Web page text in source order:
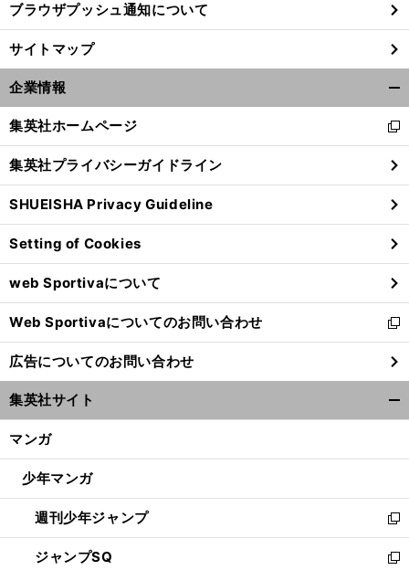
ブラウザプッシュ通知について
サイトマップ
企業情報
閉
る
集英社ホームページ
新
し
い
ウ
ィ
ン
ド
ウ
で
開
く
集英社プライバシーガイドライン
SHUEISHA Privacy Guideline
Setting of Cookies
web Sportivaについて
Web Sportivaについてのお問い合わせ
新
し
い
ウ
ィ
ン
ウ
開
く
広告についてのお問い合わせ
集英社サイト
マンガ
少年マンガ
週刊少年ジャンプ
新
し
い
ジャンプSQ
新